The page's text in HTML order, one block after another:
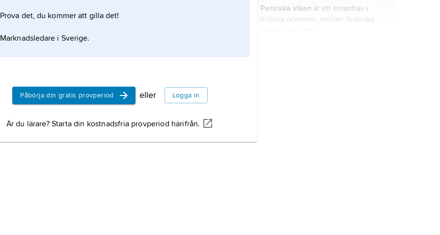
Prova det, du kommer att gilla det!
Marknadsledare i Sverige.
Påbörja din gratis provperiod eller Logga in
Är du lärare? Starta din kostnadsfria provperiod härifrån.
Persiska viken är ett innanhav i
Indiska oceanen, mellan Arabiska